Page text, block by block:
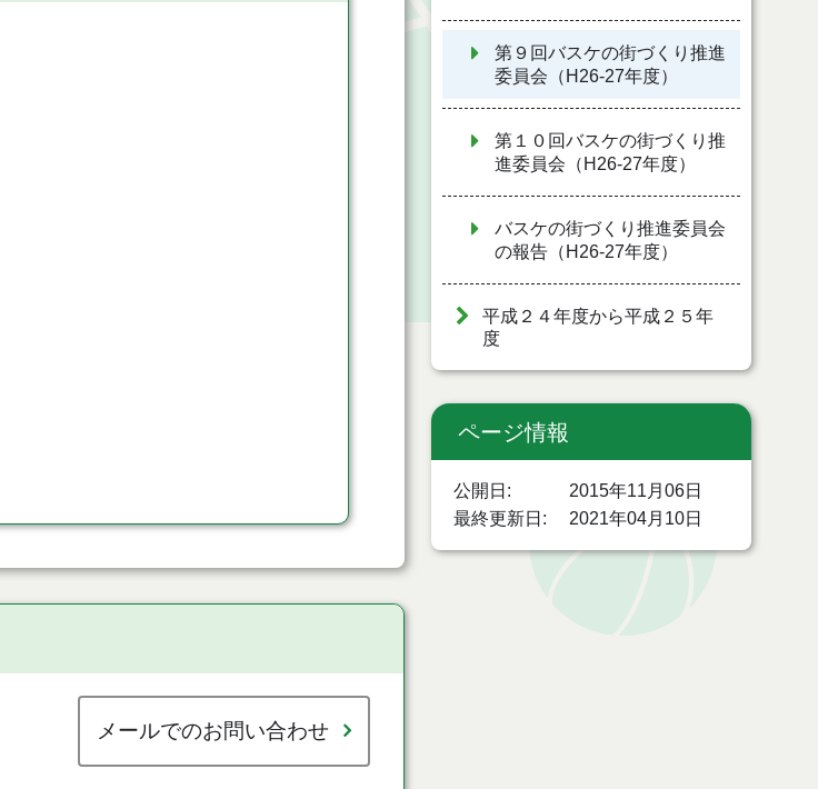
メールでのお問い合わせ
第９回バスケの街づくり推進
委員会（H26-27年度）
第１０回バスケの街づくり推
進委員会（H26-27年度）
バスケの街づくり推進委員会
の報告（H26-27年度）
平成２４年度から平成２５年
度
ページ情報
公開日
2015年11月06日
最終更新日
2021年04月10日